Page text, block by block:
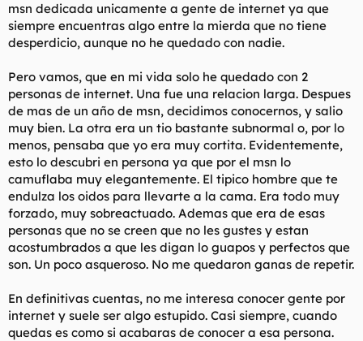
msn dedicada unicamente a gente de internet ya que
siempre encuentras algo entre la mierda que no tiene
desperdicio, aunque no he quedado con nadie.
Pero vamos, que en mi vida solo he quedado con 2
personas de internet. Una fue una relacion larga. Despues
de mas de un año de msn, decidimos conocernos, y salio
muy bien. La otra era un tio bastante subnormal o, por lo
menos, pensaba que yo era muy cortita. Evidentemente,
esto lo descubri en persona ya que por el msn lo
camuflaba muy elegantemente. El tipico hombre que te
endulza los oidos para llevarte a la cama. Era todo muy
forzado, muy sobreactuado. Ademas que era de esas
personas que no se creen que no les gustes y estan
acostumbrados a que les digan lo guapos y perfectos que
son. Un poco asqueroso. No me quedaron ganas de repetir.
En definitivas cuentas, no me interesa conocer gente por
internet y suele ser algo estupido. Casi siempre, cuando
quedas es como si acabaras de conocer a esa persona.